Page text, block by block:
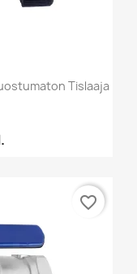
Tislaaja
favorite_border